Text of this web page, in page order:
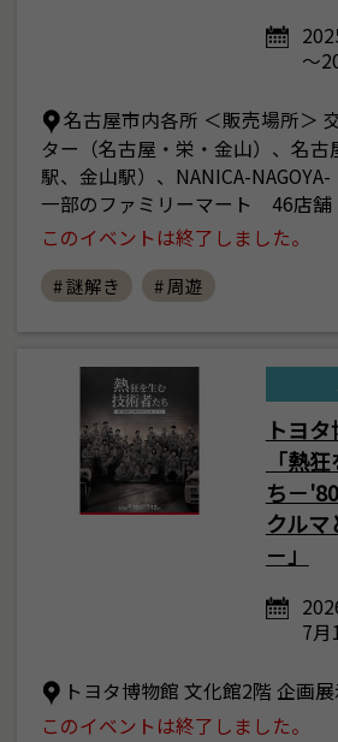
～
名古屋市内各所 ＜販売場所＞
ター（名古屋・栄・金山）、名古
駅、金山駅）、NANICA-
一部のファミリーマート 46店舗
このイベントは終了しました。
# 謎解き # 周遊
トヨ
「熱
ち－
クルマ
－」
7月
トヨタ博物館 文化館2階 企画
このイベントは終了しました。